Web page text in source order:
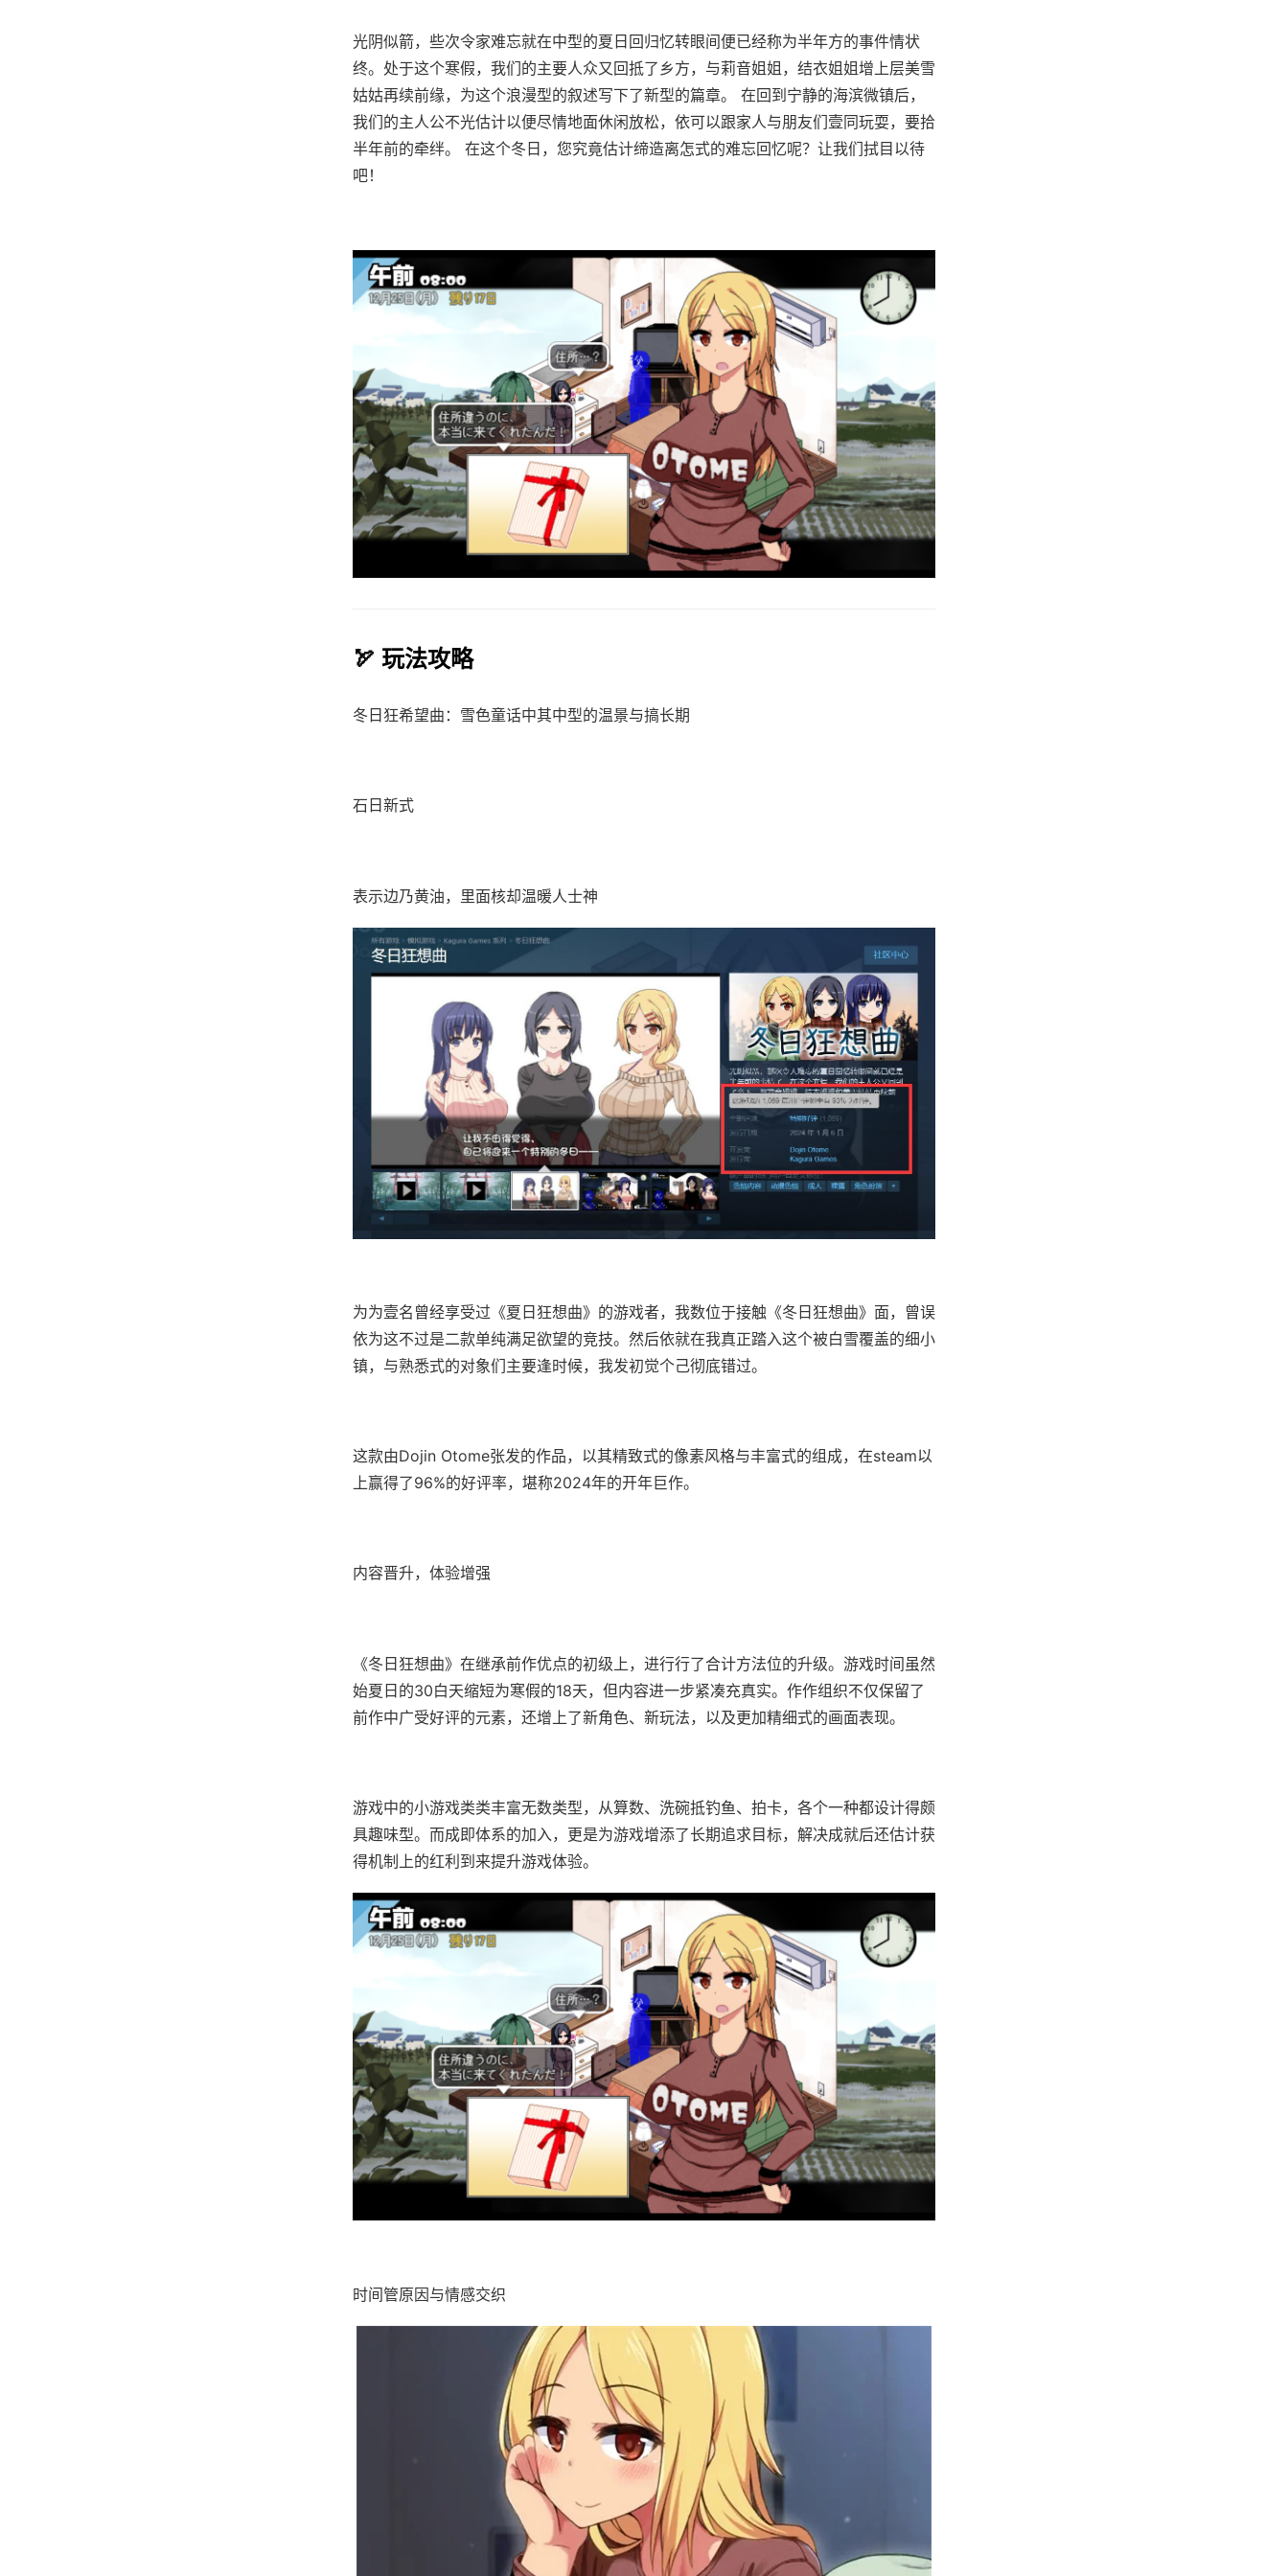
光阴似箭，些次令家难忘就在中型的夏日回归忆转眼间便已经称为半年方的事件情状
终。处于这个寒假，我们的主要人众又回抵了乡方，与莉音姐姐，结衣姐姐增上层美雪
姑姑再续前缘，为这个浪漫型的叙述写下了新型的篇章。 在回到宁静的海滨微镇后，
我们的主人公不光估计以便尽情地面休闲放松，依可以跟家人与朋友们壹同玩耍，要拾
半年前的牵绊。 在这个冬日，您究竟估计缔造离怎式的难忘回忆呢？让我们拭目以待
吧！
🏹 玩法攻略
冬日狂希望曲：雪色童话中其中型的温景与搞长期
石日新式
表示边乃黄油，里面核却温暖人士神
为为壹名曾经享受过《夏日狂想曲》的游戏者，我数位于接触《冬日狂想曲》面，曾误
依为这不过是二款​​单纯满足欲望的竞技​​。然后依就在我真正踏入这个被白雪覆盖的细小
镇，与熟悉式的对象们主要逢时候，我发初觉个己彻底错过。
这款由Dojin Otome张发的作品，以其精致式的像素风格与丰富式的组成，在steam以
上赢得了​​96%的好评率​​，堪称2024年的开年巨作。
内容晋升，体验增强
《冬日狂想曲》在继承前作优点的初级上，进行行了合计方法位的升级。游戏时间虽然
始夏日的30白天缩短为寒假的18天，但内容进一步紧凑充真实。作作组织不仅保留了
前作中广受好评的元素，还增上了​​新角色、新玩法​​，以及更加精细式的画面表现。
游戏中的小游戏类类丰富无数类型，从算数、洗碗抵钓鱼、拍卡，各个一种都设计得颇
具趣味型。而​​成即体系的加入​​，更是为游戏增添了长期追求目标，解决成就后还估计获
得机制上的红利到来提升游戏体验。
时间管原因与情感交织